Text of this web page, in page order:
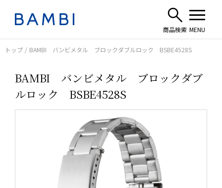
トップ BAMBI バンビメタル ブロックダブルロック BSBE4528S
BAMBI バンビメタル ブロックダブ
ルロック BSBE4528S